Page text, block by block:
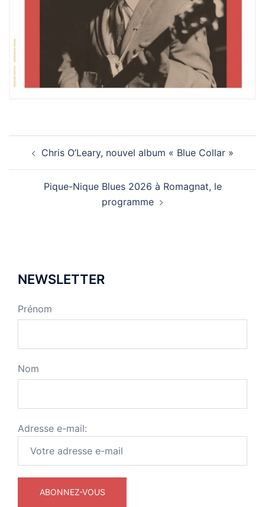
d’articleChris O’Leary, nouvel album « Blue Collar »
Pique-Nique Blues 2026 à Romagnat, le
programme
NEWSLETTER
Prénom
Nom
Adresse e-mail: